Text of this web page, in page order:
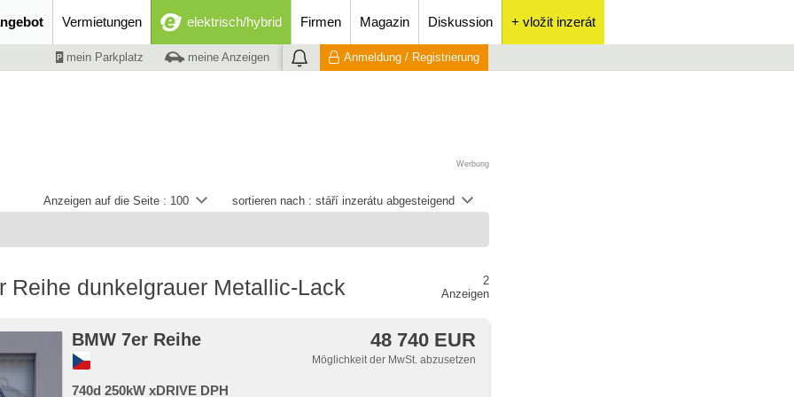
Vermietungen elektrisch/hybrid Firmen Magazin Diskussion + vložit inzerát
mein Parkplatz meine Anzeigen Anmeldung / Registrierung
Werbung
sortieren nach : stáří inzerátu abgesteigend
Anzeigen auf die Seite : 100
Reihe dunkelgrauer Metallic-Lack
2
Anzeigen
BMW 7er Reihe 48 740 EUR
Möglichkeit der MwSt. abzusetzen
740d 250kW xDRIVE DPH